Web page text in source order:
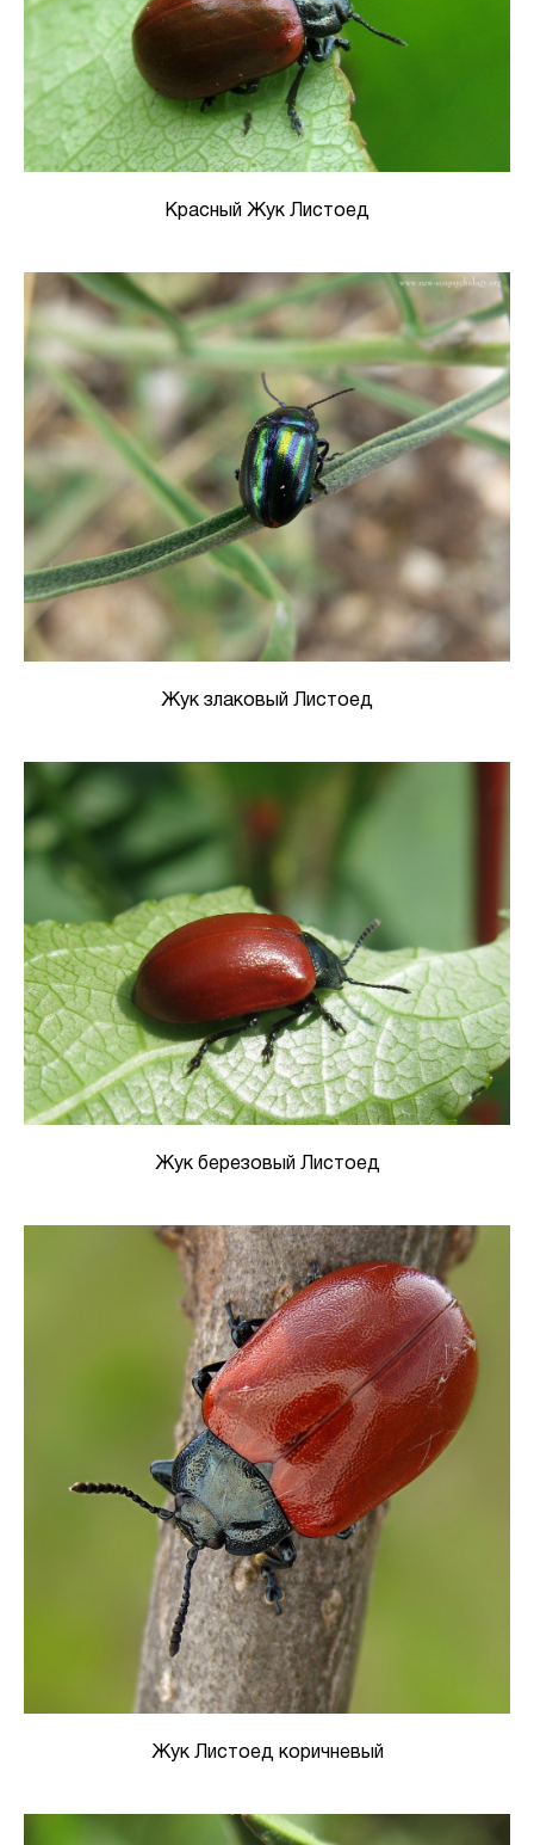
Красный Жук Листоед
Жук злаковый Листоед
Жук березовый Листоед
Жук Листоед коричневый